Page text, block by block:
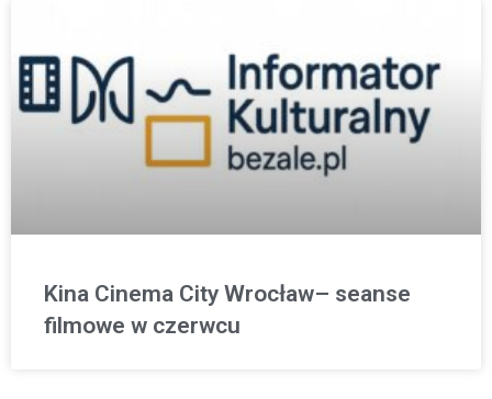
Kina Cinema City Wrocław– seanse
filmowe w czerwcu